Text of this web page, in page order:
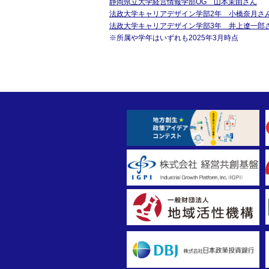
静岡県立大学経営情報学部OG 山本茉由さん
法政大学キャリアデザイン学部2年 小橋奈月さ
法政大学キャリアデザイン学部3年 井上遼一郎
※所属や学年はいずれも2025年3月時点